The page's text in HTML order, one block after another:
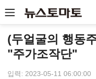
(두얼굴의 행동
"주가조작단"
입력: 2023-05-11 06:00:00